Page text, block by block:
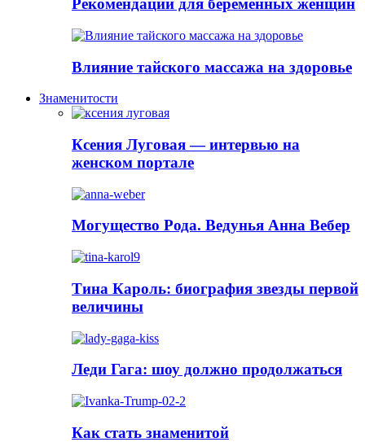
Рекомендации для беременных женщин
Влияние тайского массажа на здоровье
Знаменитости
Ксения Луговая — интервью на
женском портале
Могущество Рода. Ведунья Анна Вебер
Тина Кароль: биография звезды первой
величины
Леди Гага: шоу должно продолжаться
Как стать знаменитой